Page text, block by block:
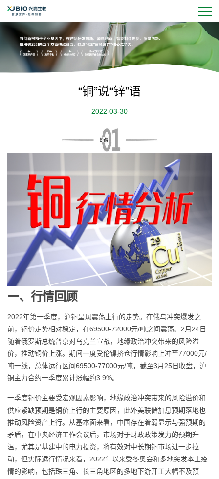
“铜”说“锌”语
2022-03-30
一、行情回顾
2022年第一季度，沪铜呈现震荡上行的走势。在俄乌冲突爆发之
前，铜价走势相对稳定，在69500-72000元/吨之间震荡。2月24日
随着俄罗斯总统普京对乌克兰宣战，地缘政治冲突带来的风险溢
价，推动铜价上涨。期间一度受伦镍挤仓行情影响上冲至77000元/
吨一线，总体运行区间69500-77000元/吨，截至3月25日收盘，沪
铜主力合约一季度累计涨幅约3.9%。
一季度铜价主要受宏观因素影响，地缘政治冲突带来的风险溢价和
供应紧缺预期是铜价上行的主要原因，此外美联储加息预期落地也
推动风险资产上行。从基本面来看，中国存在着弱显示与强预期的
矛盾，在中央经济工作会议后，市场对于财政政策发力的预期升
温，尤其是基建中的电力投资，将有效对中长期铜市场进一步拉
动，但实际运行情况来看，2022年以来受冬奥会和多地突发本土疫
情的影响，包括珠三角、长三角地区的多地下游开工大幅不及预